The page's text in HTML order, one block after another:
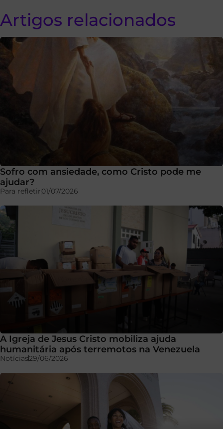
Artigos relacionados
Sofro com ansiedade, como Cristo pode me
ajudar?
Para refletir01/07/2026
A Igreja de Jesus Cristo mobiliza ajuda
humanitária após terremotos na Venezuela
Notícias29/06/2026